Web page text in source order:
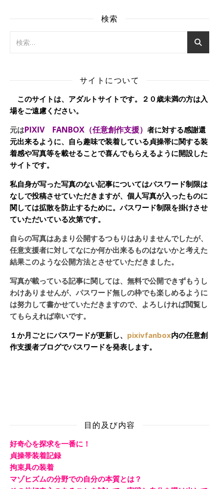
検索
サイトについて
このサイトは、アダルトサイトです。２０歳未満の方は入
場をご遠慮ください。
元はPIXIV FANBOX（任意創作支援） 者に対する感謝還
元出来るように、自ら趣味で装着している貞操帯に関する装
着感や写真等を載せることで喜んでもらえるように開設した
サイトです。
私自身が写った写真のない記事についてはパスワード制限は
なしで投稿させていただきますが、個人写真が入ったものに
関しては拡散を防止するために。パスワード制限を掛けさせ
ていただいている次第です。
自らの写真はあまり公開するつもりはありませんでしたが、
任意支援者に対してなにか何か出来るものはないかと考えた
結果このような公開方法とさせていただきました。
写真が載っている記事に関しては、無料で公開できずもうし
わけありませんが、パスワード無しの枠でも楽しめるように
は努力して書かせていただきますので、よろしければ閲覧し
てもらえれば幸いです。
１か月ごとにパスワードが更新し、 pixivfanbox内の任意創
作支援者ブログでパスワードを発表します。
目的及び内容
好奇心を探求を一番に！
貞操帯装着記録
拘束具の装着
マゾヒズムの分野での自分の本質とは？